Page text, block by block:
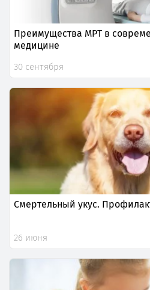
Преимущества МРТ в
медицине
30 сентября
Смертельный укус.
26 июня